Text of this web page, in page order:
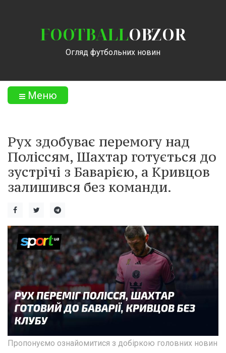
FOOTBALLOBZOR
Огляд футбольних новин
Меню
Рух здобуває перемогу над
Поліссям, Шахтар готується до
зустрічі з Баварією, а Кривцов
залишився без команди.
Пропонуємо ознайомитися з добіркою головних новин